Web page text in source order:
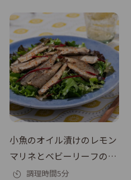
小魚のオイル漬けのレモン
マリネとベビーリーフのサ
ラダ調理時間5分